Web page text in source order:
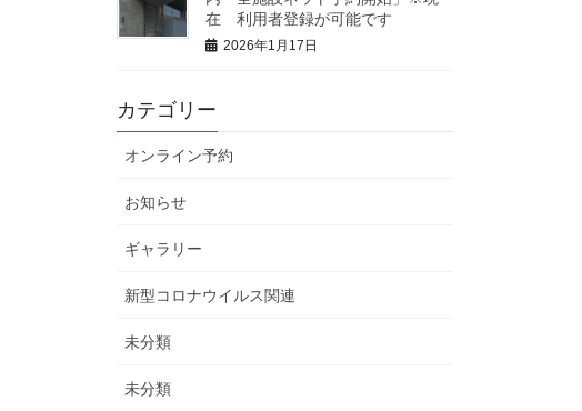
在 利用者登録が可能です
2026年1月17日
カテゴリー
オンライン予約
お知らせ
ギャラリー
新型コロナウイルス関連
未分類
未分類